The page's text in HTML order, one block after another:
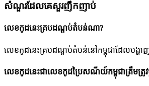
សំណួរដែលគេសួរញឹកញាប់
លេខកូដនេះគ្របដណ្តប់តំបន់ណា?
លេខកូដនេះគ្របដណ្តប់តំបន់នៅកម្ពុជាដែលបង្ហា
លេខកូដនេះជាលេខកូដប្រៃសណីយ៍កម្ពុជាត្រឹមត្រូ